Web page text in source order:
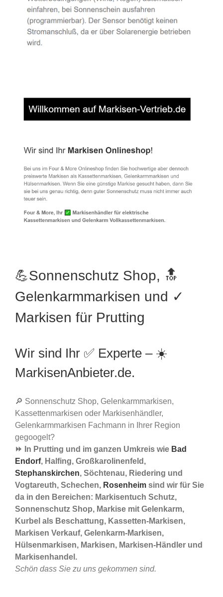
💪Sonnenschutz Shop, 🔝
Gelenkarmmarkisen und ✓
Markisen für Prutting
Wir sind Ihr ✅ Experte – ☀️
MarkisenAnbieter.de.
🔎 Sonnenschutz Shop, Gelenkarmmarkisen,
Kassettenmarkisen oder Markisenhändler,
Gelenkarmmarkisen Fachmann in Ihrer Region
gegoogelt?
⏩ In Prutting und im ganzen Umkreis wie Bad
Endorf, Halfing, Großkarolinenfeld,
Stephanskirchen, Söchtenau, Riedering und
Vogtareuth, Schechen, Rosenheim sind wir für Sie
da in den Bereichen: Markisentuch Schutz,
Sonnenschutz Shop, Markise mit Gelenkarm,
Kurbel als Beschattung, Kassetten-Markisen,
Markisen Verkauf, Gelenkarm-Markisen,
Hülsenmarkisen, Markisen, Markisen-Händler und
Markisenhandel.
Schön dass Sie zu uns gekommen sind.